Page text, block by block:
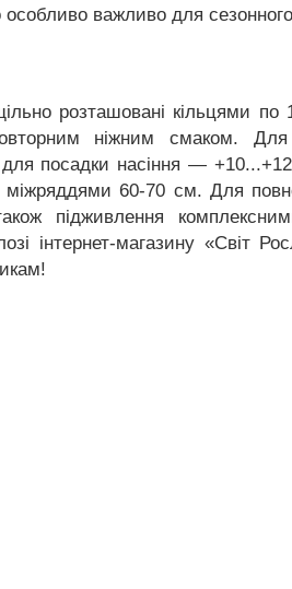
важливо для
розташовані кільцями по
ніжним смаком. Для
посадки насіння —
60-70 см. Для
підживлення
інтернет-магазину «Світ